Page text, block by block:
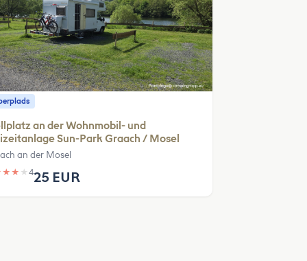
an der Wohnmobil- und
Sun-Park Graach / Mosel
an der Mosel
★ ★ ★ 425 EUR